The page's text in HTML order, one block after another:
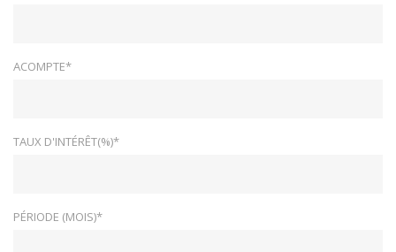
ACOMPTE*
TAUX D'INTÉRÊT(%)*
PÉRIODE (MOIS)*